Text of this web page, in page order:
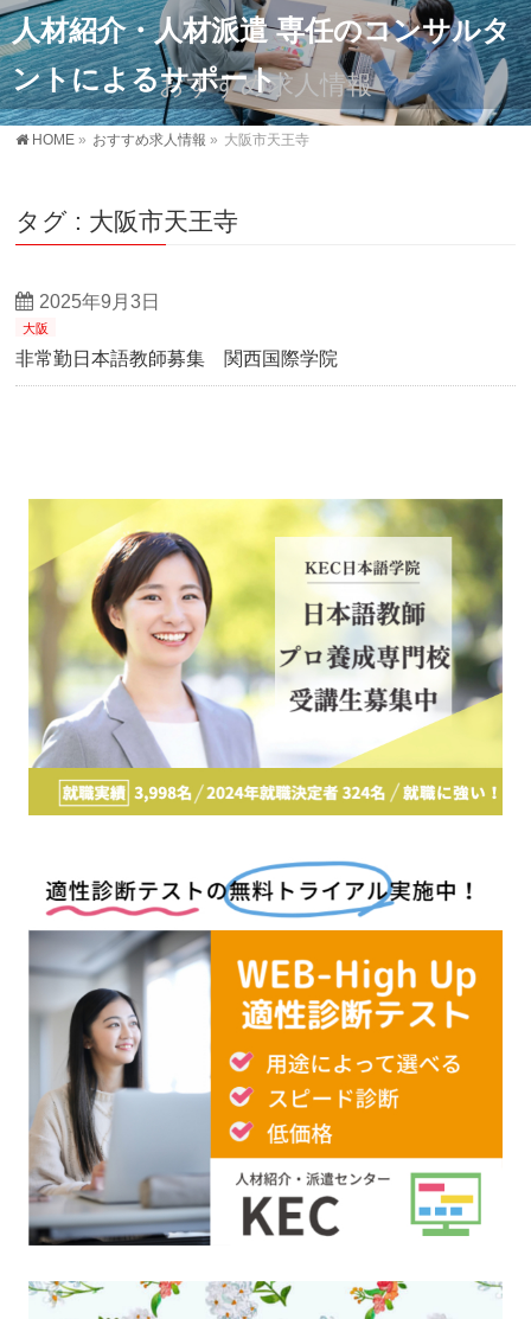
人材紹介・人材派遣 専任のコンサルタ
ントによるサポート
おすすめ求人情報
HOME » おすすめ求人情報 » 大阪市天王寺
タグ : 大阪市天王寺
2025年9月3日
大阪
非常勤日本語教師募集 関西国際学院